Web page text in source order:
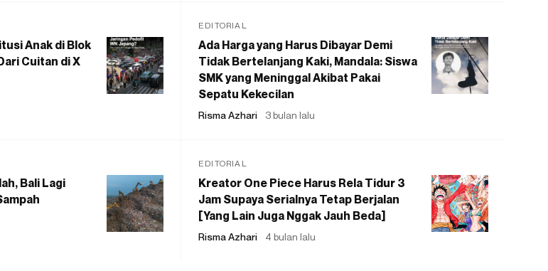
Anak di Blok
Cuitan di X
EDITORIAL
Ada Harga yang Harus Dibayar Demi
Tidak Bertelanjang Kaki, Mandala: Siswa
SMK yang Meninggal Akibat Pakai
Sepatu Kekecilan
Risma Azhari 3 bulan lalu
Bali Lagi
EDITORIAL
Kreator One Piece Harus Rela Tidur 3
Jam Supaya Serialnya Tetap Berjalan
[Yang Lain Juga Nggak Jauh Beda]
Risma Azhari 4 bulan lalu